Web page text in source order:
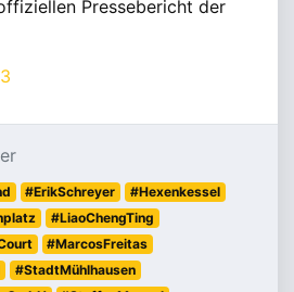
Pressebericht der
#ErikSchreyer
#Hexenkessel
#LiaoChengTing
#MarcosFreitas
#StadtMühlhausen